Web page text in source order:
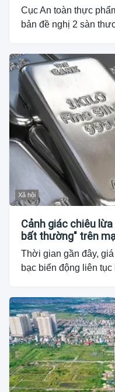
Cục An toàn thực
bản đề nghị 2 sàn
Xã hội
Cảnh giác chiêu
bất thường" trên
Thời gian gần đây,
bạc biến động liên